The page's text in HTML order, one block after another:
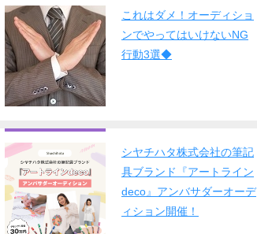
これはダメ！オーディショ
ンでやってはいけないNG
行動3選◆
シヤチハタ株式会社の筆記
具ブランド『アートライン
deco』アンバサダーオーデ
ィション開催！